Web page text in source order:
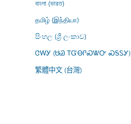
বাংলা (ভারত)
தமிழ் (இந்தியா)
සිංහල (ශ්‍රී ලංකාව)
ᏣᎳᎩ (ᏌᏊ ᎢᏳᎾᎵᏍᏔᏅ ᏍᎦᏚᎩ)
繁體中文 (台灣)